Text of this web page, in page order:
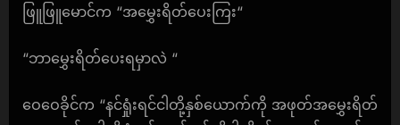
ဖြူဖြူမောင်က “အမွှေးရိတ်ပေးကြး“
“ဘာမွှေးရိတ်ပေးရမှာလဲ “
ဝေဝေခိုင်က “နင်ရှုံးရင်ငါတို့နှစ်ယောက်ကို အဖုတ်အမွှေးရိတ်